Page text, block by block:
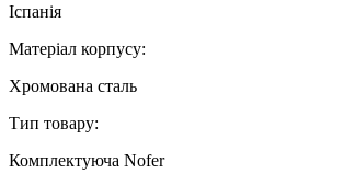
Іспанія
Матеріал корпусу:
Хромована сталь
Тип товару:
Комплектуюча Nofer